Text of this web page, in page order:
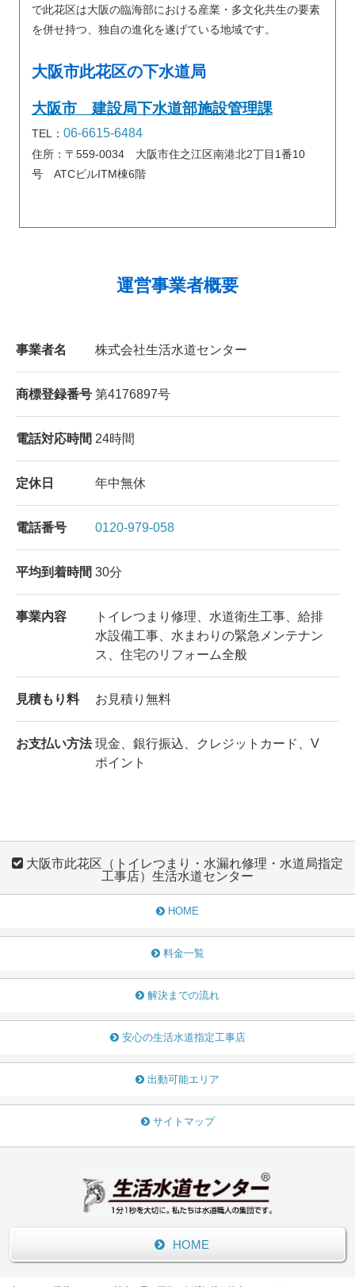
で此花区は大阪の臨海部における産業・多文化共生の要素
を併せ持つ、独自の進化を遂げている地域です。
大阪市此花区の下水道局
大阪市 建設局下水道部施設管理課
TEL： 06-6615-6484
住所：〒559-0034 大阪市住之江区南港北2丁目1番10
号 ATCビルITM棟6階
運営事業者概要
事業者名 株式会社生活水道センター
商標登録番号 第4176897号
電話対応時間 24時間
定休日 年中無休
電話番号 0120-979-058
平均到着時間 30分
事業内容
トイレつまり修理、水道衛生工事、給排
水設備工事、水まわりの緊急メンテナン
ス、住宅のリフォーム全般
見積もり料 お見積り無料
お支払い方法 現金、銀行振込、クレジットカード、V
ポイント
大阪市此花区（トイレつまり・水漏れ修理・水道局指定
工事店）生活水道センター
HOME
料金一覧
解決までの流れ
安心の生活水道指定工事店
出動可能エリア
サイトマップ
HOME